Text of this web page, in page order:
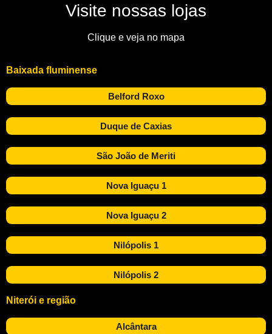
Visite nossas lojas
Clique e veja no mapa
Baixada fluminense
Belford Roxo
Duque de Caxias
São João de Meriti
Nova Iguaçu 1
Nova Iguaçu 2
Nilópolis 1
Nilópolis 2
Niterói e região
Alcântara